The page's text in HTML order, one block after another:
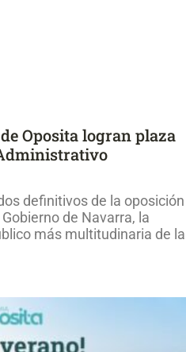
Oposita logran plaza
definitivos de la oposición
de Navarra, la
más multitudinaria de la